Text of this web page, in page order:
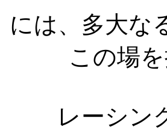
には、多大な
この場
レーシン